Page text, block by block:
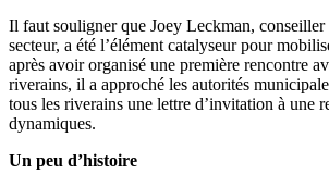
Il faut souligner que Joey Leckman,
secteur, a été l’élément catalyseur pour
après avoir organisé une première rencontre
riverains, il a approché les autorités
tous les riverains une lettre d’invitation à une
dynamiques.
Un peu d’histoire